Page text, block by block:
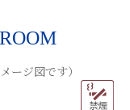
ージ図です）